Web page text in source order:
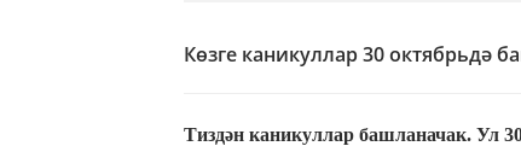
Көзге каникуллар 30 октябрьдә
Тиздән каникуллар башланачак. Ул